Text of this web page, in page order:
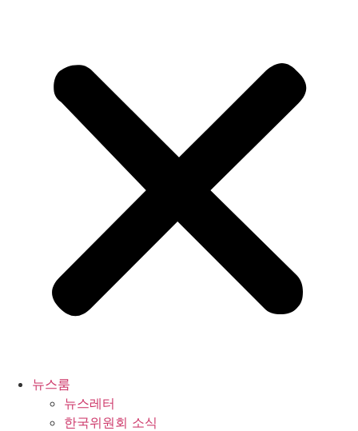
뉴스룸
뉴스레터
한국위원회 소식